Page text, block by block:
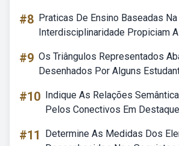
#8 Praticas De Ensino Baseadas Na
Interdisciplinaridade Propiciam
#9 Os Triângulos Representados
Desenhados Por Alguns
#10 Indique As Relações
Pelos Conectivos Em Destaque
#11
Determine As Medidas Dos